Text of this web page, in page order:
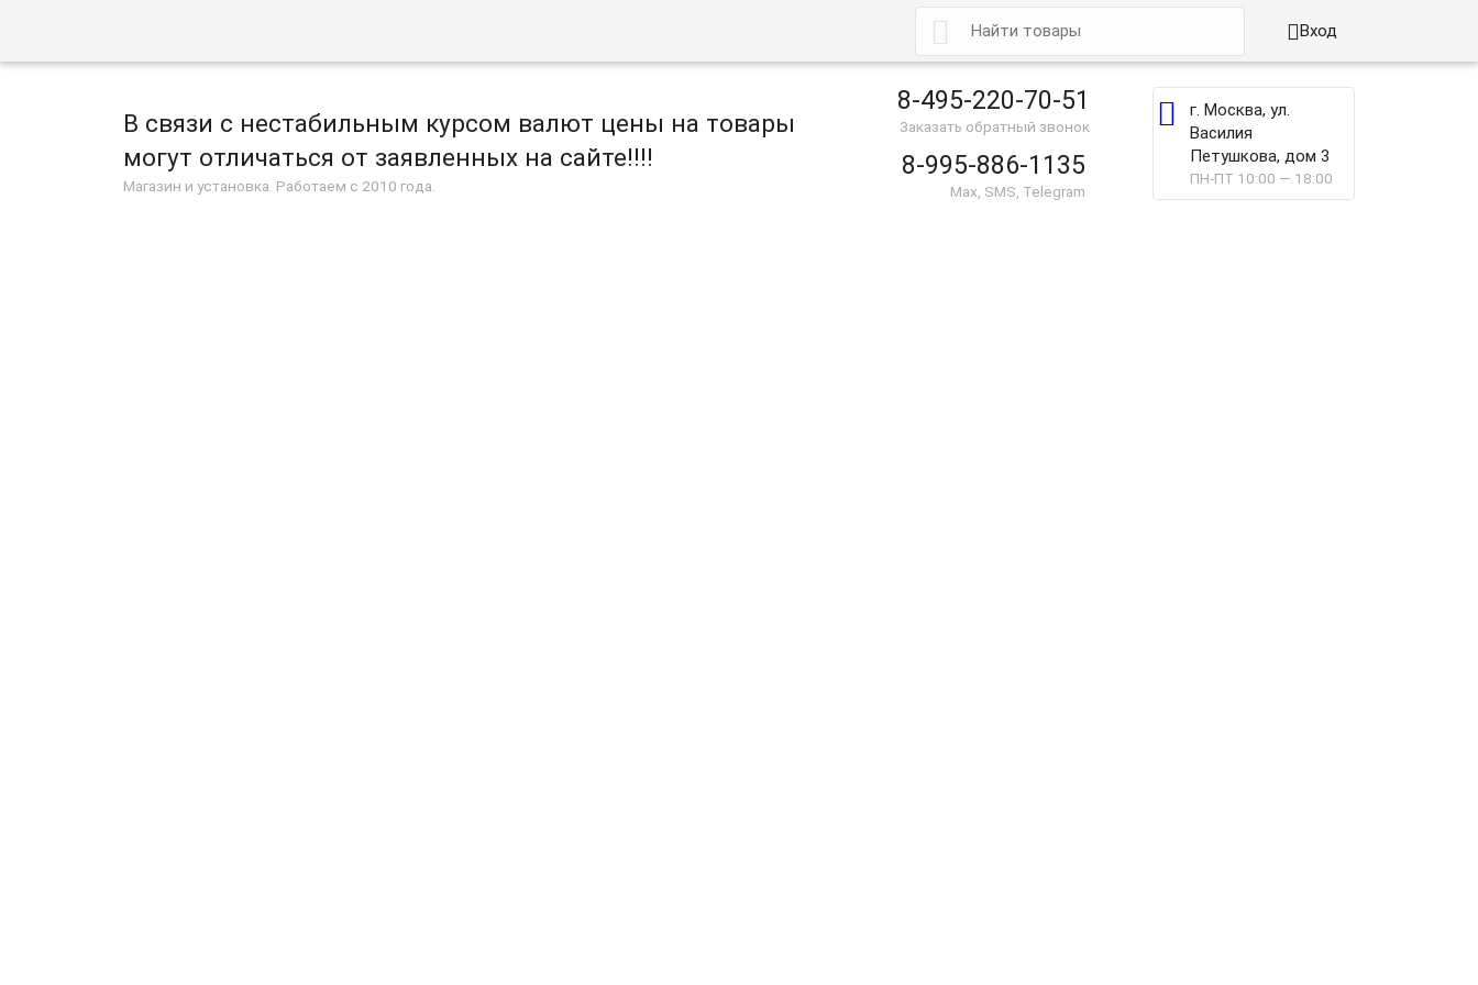
 Вход
В связи с нестабильным курсом валют цены на товары
могут отличаться от заявленных на сайте!!!!
Магазин и установка. Работаем с 2010 года.
8-495-220-70-51
Заказать обратный звонок
8-995-886-1135
Max, SMS, Telegram

г. Москва, ул.
Василия
Петушкова, дом 3
ПН-ПТ 10:00 — 18:00